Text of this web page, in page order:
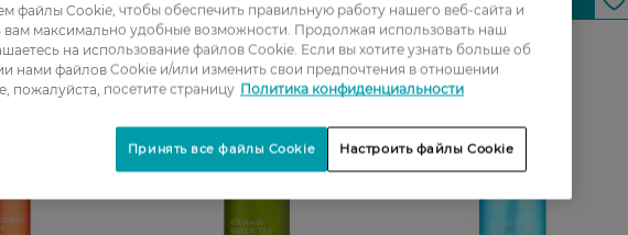
файлы Cookie, чтобы обеспечить правильную работу нашего веб-сайта и
вам максимально удобные возможности. Продолжая использовать наш
на использование файлов Cookie. Если вы хотите узнать больше об
нами файлов Cookie и/или изменить свои предпочтения в отношении
пожалуйста, посетите страницу Политика конфиденциальности
Настроить файлы Cookie
Принять все файлы Cookie